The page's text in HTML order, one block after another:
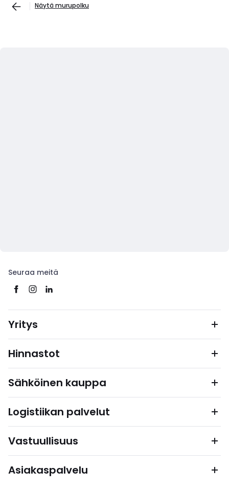
Näytä murupolku
Seuraa meitä
Yritys
Hinnastot
Sähköinen kauppa
Logistiikan palvelut
Vastuullisuus
Asiakaspalvelu